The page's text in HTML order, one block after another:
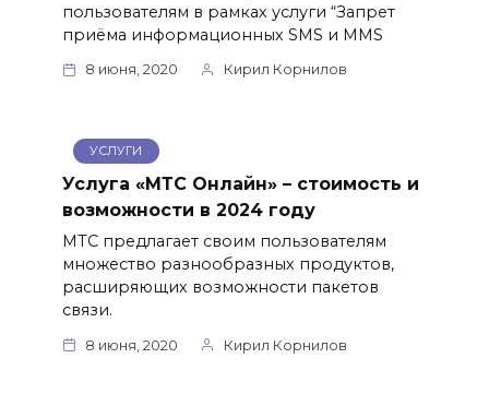
пользователям в рамках услуги “Запрет
приёма информационных SMS и MMS
8 июня, 2020 Кирил Корнилов
УСЛУГИ
Услуга «МТС Онлайн» – стоимость и
возможности в 2024 году
МТС предлагает своим пользователям
множество разнообразных продуктов,
расширяющих возможности пакетов
связи.
8 июня, 2020 Кирил Корнилов